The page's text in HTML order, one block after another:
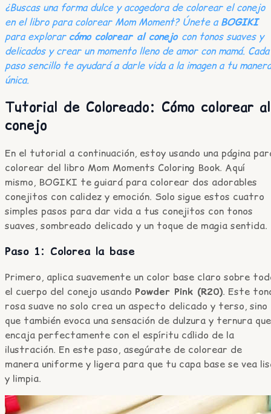
¿Buscas una forma dulce y acogedora de colorear el conejo
en el libro para colorear Mom Moment? Únete aBOGIKI
para explorar cómo colorear al conejo con tonos suaves y
delicados y crear un momento lleno de amor con mamá. Cada
paso sencillo te ayudará a darle vida a la imagen a tu manera
única.
Tutorial de Coloreado: Cómo colorear al
conejo
En el tutorial a continuación, estoy usando una página
colorear del libro Mom Moments Coloring Book. Aquí
mismo, BOGIKI te guiará para colorear dos adorables
conejitos con calidez y emoción. Solo sigue estos cuatro
simples pasos para dar vida a tus conejitos con tonos
suaves, sombreado delicado y un toque de magia sentida.
Paso 1: Colorea la base
Primero, aplica suavemente un color base claro sobre
el cuerpo del conejo usando Powder Pink (R20). Este
rosa suave no solo crea un aspecto delicado y terso, sino
que también evoca una sensación de dulzura y ternura que
encaja perfectamente con el espíritu cálido de la
ilustración. En este paso, asegúrate de colorear de
manera uniforme y ligera para que tu capa base se vea
y limpia.